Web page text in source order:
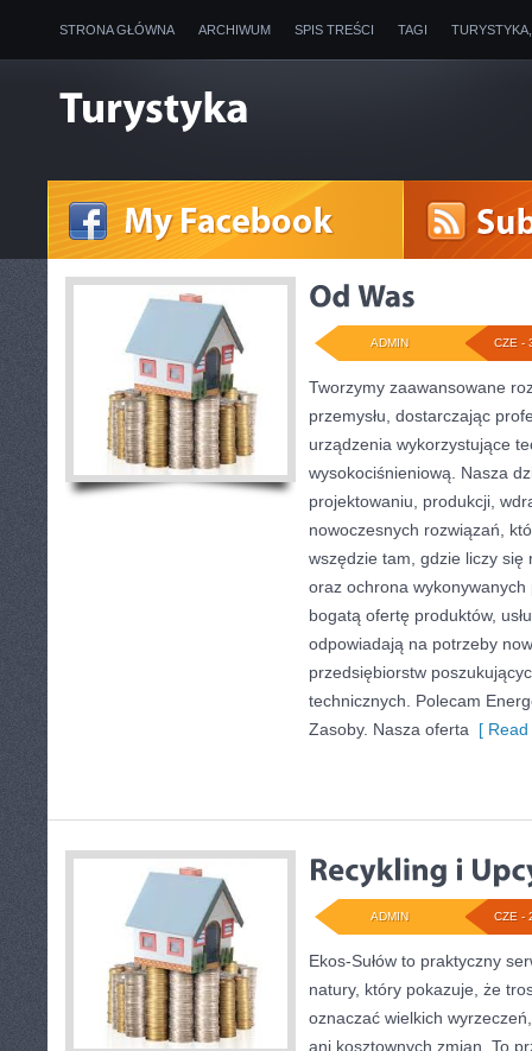
STRONA GŁÓWNA ARCHIWUM SPIS TREŚCI TAGI
CZE -
ADMIN
Tworzymy zaawansowane
przemysłu, dostarczając
urządzenia wykorzystujące
wysokociśnieniową. Nasza
projektowaniu, produkcji,
nowoczesnych rozwiązań,
wszędzie tam, gdzie liczy się
oraz ochrona
bogatą ofertę produktów,
odpowiadają na potrzeby
przedsiębiorstw
technicznych. Polecam
Zasoby. Nasza oferta [
CZE -
ADMIN
Ekos-Sułów to praktyczny
natury, który pokazuje, że
oznaczać wielkich
ani kosztownych zmian. To